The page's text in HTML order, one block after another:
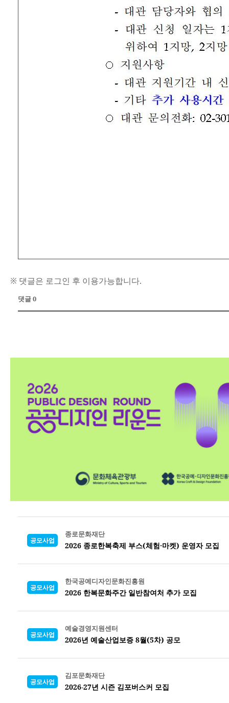
※ 댓글은 로그인 후 이용가능합니다.
댓글 0
공모사업
종로문화재단
2026 종로한복축제 부스(체험·마켓) 운영자 모집
공모사업
한국공예디자인문화진흥원
2026 한복문화주간 일반참여처 추가 모집
공모사업
예술경영지원센터
2026년 예술산업보증 8월(5차) 공모
공모사업
김포문화재단
2026-27년 시즌 김포버스커 모집